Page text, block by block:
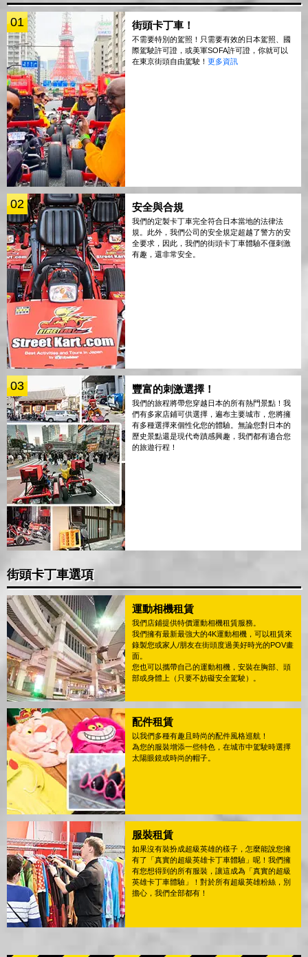
01 街頭卡丁車！
不需要特別的駕照！只需要有效的日本駕照、國
際駕駛許可證，或美軍SOFA許可證，你就可以
在東京街頭自由駕駛！ 更多資訊
02 安全與合規
我們的定製卡丁車完全符合日本當地的法律法
規。此外，我們公司的安全規定超越了警方的安
全要求，因此，我們的街頭卡丁車體驗不僅刺激
有趣，還非常安全。
03 豐富的刺激選擇！
我們的旅程將帶您穿越日本的所有熱門景點！我
們有多家店鋪可供選擇，遍布主要城市，您將擁
有多種選擇來個性化您的體驗。無論您對日本的
歷史景點還是現代奇蹟感興趣，我們都有適合您
的旅遊行程！
街頭卡丁車選項
運動相機租賃
我們店鋪提供特價運動相機租賃服務。
我們擁有最新最強大的4K運動相機，可以租賃來
錄製您或家人/朋友在街頭度過美好時光的POV畫
面。
您也可以攜帶自己的運動相機，安裝在胸部、頭
部或身體上（只要不妨礙安全駕駛）。
配件租賃
以我們多種有趣且時尚的配件風格巡航！
為您的服裝增添一些特色，在城市中駕駛時選擇
太陽眼鏡或時尚的帽子。
服裝租賃
如果沒有裝扮成超級英雄的樣子，怎麼能說您擁
有了「真實的超級英雄卡丁車體驗」呢！我們擁
有您想得到的所有服裝，讓這成為「真實的超級
英雄卡丁車體驗」！對於所有超級英雄粉絲，別
擔心，我們全部都有！